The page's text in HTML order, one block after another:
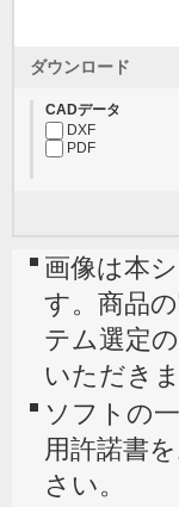
ダウンロード
CADデータ
DXF
PDF
画像は本
す。商品
テム選定
いただき
ソフトの
用許諾書
さい。